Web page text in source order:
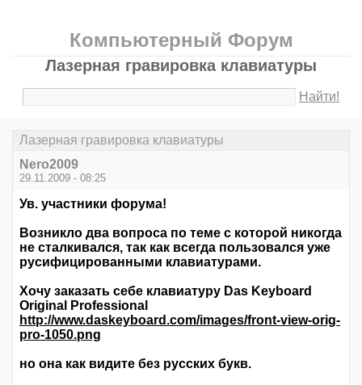
Компьютерный Форум
Лазерная гравировка клавиатуры
Найти!
Лазерная гравировка клавиатуры
Nero2009
29.11.2009 - 08:25
Ув. участники форума!
Возникло два вопроса по теме с которой никогда
не сталкивался, так как всегда пользовался уже
русифицированными клавиатурами.
Хочу заказать себе клавиатуру Das Keyboard
Original Professional
http://www.daskeyboard.com/images/front-view-orig-
pro-1050.png
но она как видите без русских букв.